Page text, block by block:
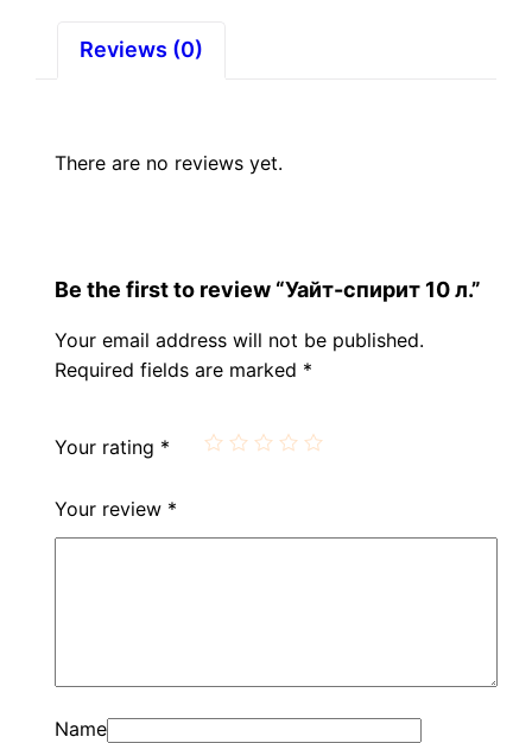
Reviews (0)
There are no reviews yet.
Be the first to review “Уайт-спирит 10 л.”
Your email address will not be published.
Required fields are marked *
Your rating *
Your review *
Name